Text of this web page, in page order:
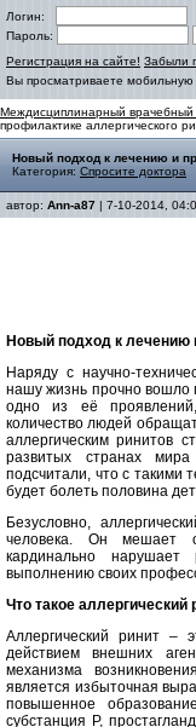
Логин:
Пароль:
Регистрация на сайте! Забыли
Вы просматриваете мобильную
Междисциплинарный
профилактике аллергического
Новый подход к лечению и
Категория: Спросите доктора
автор: Ann-a87 | 7-10-2014,
Новый подход к лечению
Наряду с научно-
нашу жизнь прочно вошло
одно из её
количество людей
аллергическим ринитов
развитых странах
подсчитали, что с такими
будет болеть половина
Безусловно,
человека. Он мешает
кардинально нарушает
выполнению своих
Что такое аллергический
Аллергический ринит –
действием внешних
механизма
является избыточная
повышенное
субстанция Р,